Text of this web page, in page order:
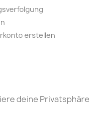
erstellen
deine Privatsphäre